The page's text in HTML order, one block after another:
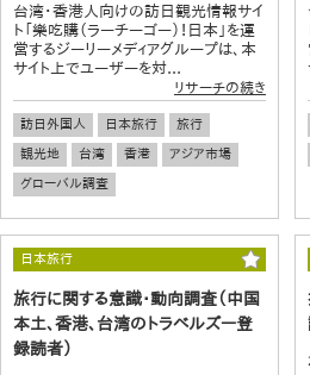
台湾・香港人向けの訪日観光情報サイ
ト「樂吃購（ラーチーゴー）！日本」を運
営するジーリーメディアグループは、本
サイト上でユーザーを対...
リサーチの続き
訪日外国人 日本旅行
旅行
観光地
台湾 香港
アジア市場
グローバル調査
日本旅行
旅行に関する意識・動向調査（中国
本土、香港、台湾のトラベルズー登
録読者）